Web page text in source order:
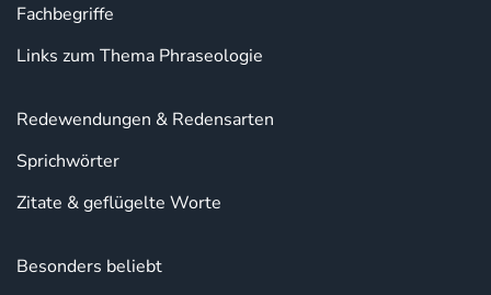
Fachbegriffe
Links zum Thema Phraseologie
Redewendungen & Redensarten
Sprichwörter
Zitate & geflügelte Worte
Besonders beliebt